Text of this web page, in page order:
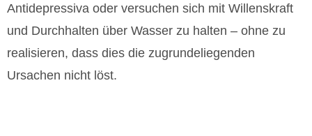
Antidepressiva oder versuchen sich mit Willenskraft
und Durchhalten über Wasser zu halten – ohne zu
realisieren, dass dies die zugrundeliegenden
Ursachen nicht löst.